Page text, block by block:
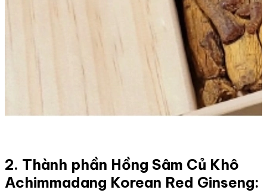
2. Thành phần Hồng Sâm Củ Khô
Achimmadang Korean Red Ginseng: